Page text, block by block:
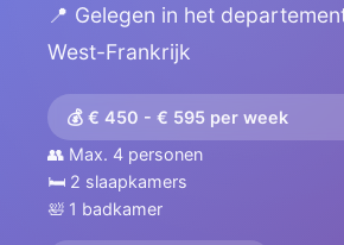
📍 Gelegen in het
West-Frankrijk
💰 € 450 - € 595 per week
👥 Max. 4 personen
🛏️ 2 slaapkamers
🛀 1 badkamer